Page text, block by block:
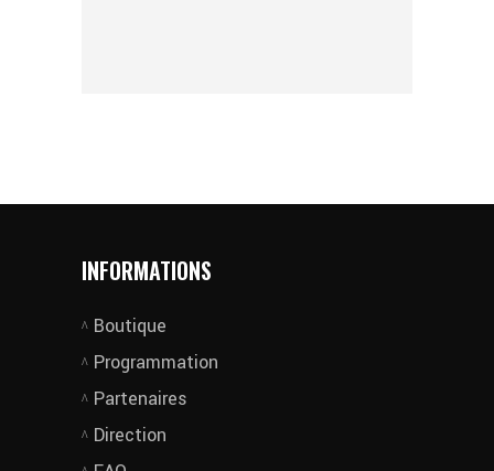
INFORMATIONS
Boutique
Programmation
Partenaires
Direction